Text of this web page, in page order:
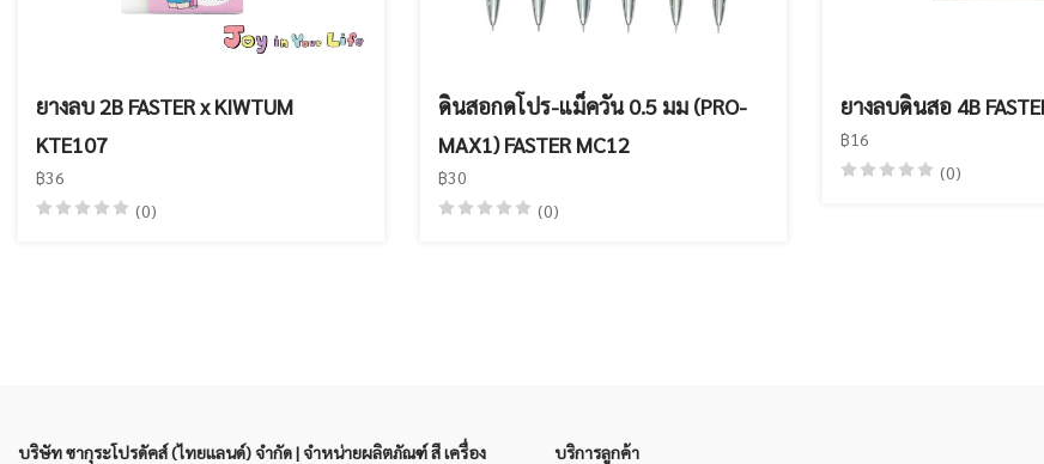
ยางลบ 2B FASTER x KIWTUM
KTE107
฿36
(0)
ดินสอกดโปร-แม็ควัน 0.5 มม (PRO-
MAX1) FASTER MC12
฿30
(0)
ยางลบดินสอ 4B
฿16
(0)
บริษัท ซากุระโปรดัคส์ (ไทยแลนด์) จำกัด | จำหน่ายผลิตภัณฑ์ สี เครื่อง
บริการลูกค้า